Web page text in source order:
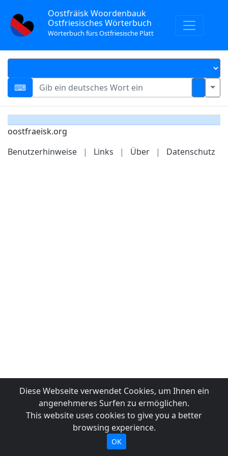
Oostfräisk Woordenbauk
Ostfriesisches Wörterbuch
Wörterbuch fürs Ostfriesische Platt
oostfraeisk.org
Benutzerhinweise
| Links | Über | Datenschutz
Diese Webseite verwendet Cookies, um Ihnen ein
angenehmeres Surfen zu ermöglichen.
This website uses cookies to give you a better
browsing experience.
OK